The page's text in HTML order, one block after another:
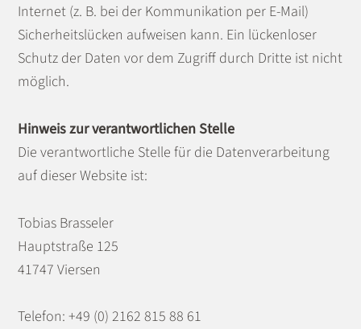
Internet (z. B. bei der Kommunikation per E-Mail)
Sicherheitslücken aufweisen kann. Ein lückenloser
Schutz der Daten vor dem Zugriff durch Dritte ist nicht
möglich.
Hinweis zur verantwortlichen Stelle
Die verantwortliche Stelle für die Datenverarbeitung
auf dieser Website ist:
Tobias Brasseler
Hauptstraße 125
41747 Viersen
Telefon: +49 (0) 2162 815 88 61